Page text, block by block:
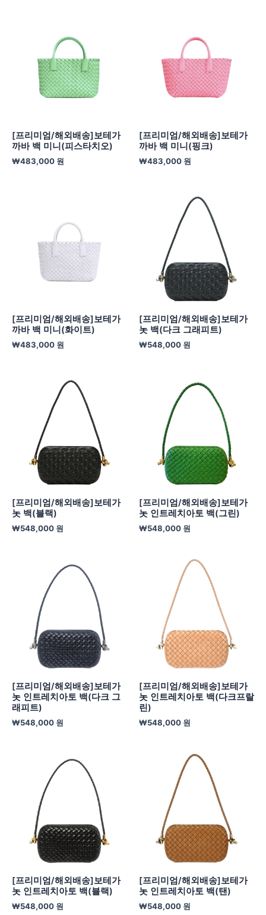
[프리미엄/해외배송]보테가
까바 백 미니(피스타치오)
₩483,000 원
[프리미엄/해외배송]보테가
까바 백 미니(핑크)
₩483,000 원
[프리미엄/해외배송]보테가
까바 백 미니(화이트)
₩483,000 원
[프리미엄/해외배송]보테가
놋 백(다크 그래피트)
₩548,000 원
[프리미엄/해외배송]보테가
놋 백(블랙)
₩548,000 원
[프리미엄/해외배송]보테가
놋 인트레치아토 백(그린)
₩548,000 원
[프리미엄/해외배송]보테가
놋 인트레치아토 백(다크 그
래피트)
₩548,000 원
[프리미엄/해외배송]보테가
놋 인트레치아토 백(다크프랄
린)
₩548,000 원
[프리미엄/해외배송]보테가
놋 인트레치아토 백(블랙)
₩548,000 원
[프리미엄/해외배송]보테가
놋 인트레치아토 백(탠)
₩548,000 원